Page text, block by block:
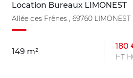
Location Bureaux LIMONEST
Allée des Frênes , 69760 LIMONEST
149 m²
180
HT